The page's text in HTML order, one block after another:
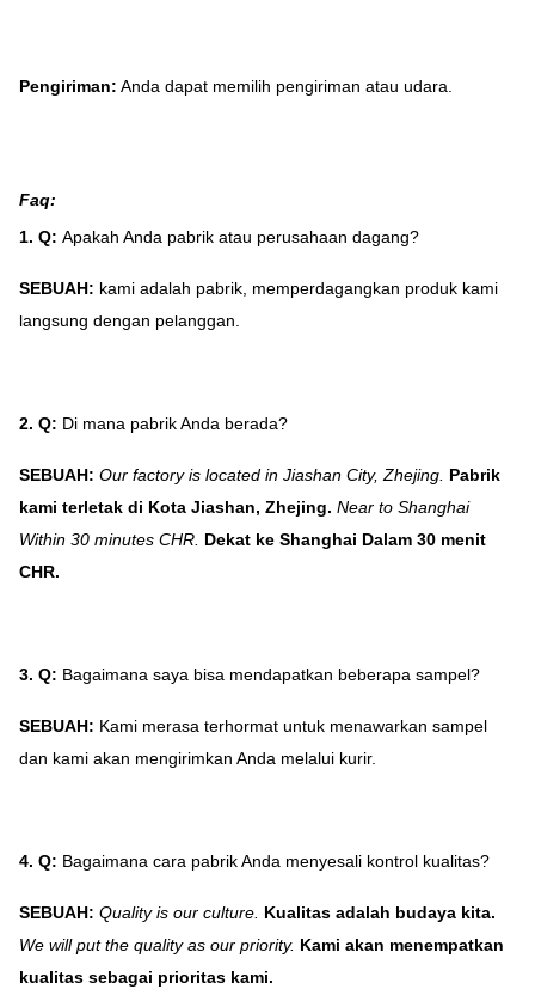
Pengiriman: Anda dapat memilih pengiriman atau udara.
Faq:
1. Q: Apakah Anda pabrik atau perusahaan dagang?
SEBUAH: kami adalah pabrik, memperdagangkan produk kami
langsung dengan pelanggan.
2. Q: Di mana pabrik Anda berada?
SEBUAH: Our factory is located in Jiashan City, Zhejing. Pabrik
kami terletak di Kota Jiashan, Zhejing. Near to Shanghai
Within 30 minutes CHR. Dekat ke Shanghai Dalam 30 menit
CHR.
3. Q: Bagaimana saya bisa mendapatkan beberapa sampel?
SEBUAH: Kami merasa terhormat untuk menawarkan sampel
dan kami akan mengirimkan Anda melalui kurir.
4. Q: Bagaimana cara pabrik Anda menyesali kontrol kualitas?
SEBUAH: Quality is our culture. Kualitas adalah budaya kita.
We will put the quality as our priority. Kami akan menempatkan
kualitas sebagai prioritas kami.